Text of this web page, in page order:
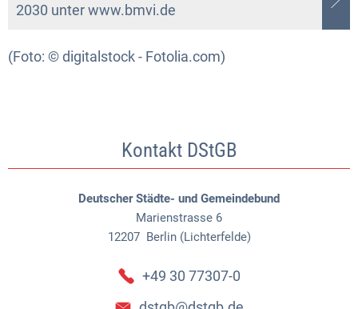
2030 unter www.bmvi.de
(Foto: © digitalstock - Fotolia.com)
Kontakt DStGB
Deutscher Städte- und Gemeindebund
Marienstrasse 6
12207 Berlin (Lichterfelde)
+49 30 77307-0